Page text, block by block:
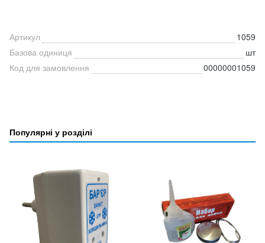
Артикул
1059
Базова одиниця
шт
Код для замовлення
00000001059
Популярні у розділі